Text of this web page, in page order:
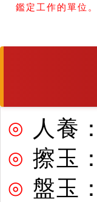
鑑定工作的單位。
⊙ 人養
⊙ 擦玉
⊙ 盤玉